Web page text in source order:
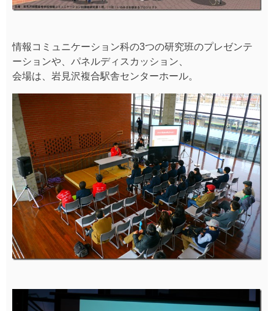
情報コミュニケーション科の3つの研究班のプレゼンテ
ーションや、パネルディスカッション、
会場は、岩見沢複合駅舎センターホール。